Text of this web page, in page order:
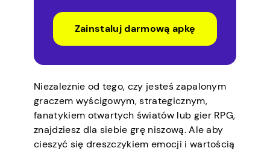
Zainstaluj darmową apkę
Niezależnie od tego, czy jesteś zapalonym
graczem wyścigowym, strategicznym,
fanatykiem otwartych światów lub gier RPG,
znajdziesz dla siebie grę niszową. Ale aby
cieszyć się dreszczykiem emocji i wartością